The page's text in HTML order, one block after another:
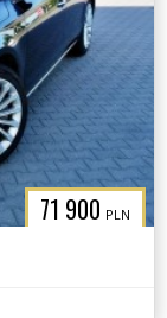
71 900 PLN